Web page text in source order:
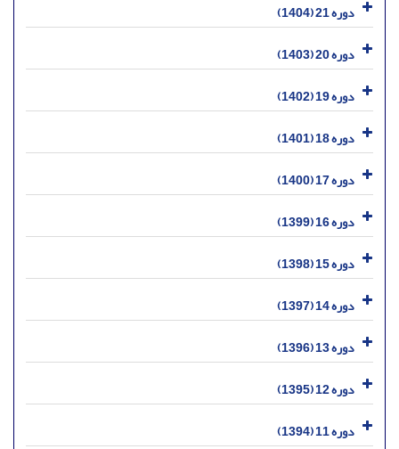
دوره 21 (1404)
دوره 20 (1403)
دوره 19 (1402)
دوره 18 (1401)
دوره 17 (1400)
دوره 16 (1399)
دوره 15 (1398)
دوره 14 (1397)
دوره 13 (1396)
دوره 12 (1395)
دوره 11 (1394)